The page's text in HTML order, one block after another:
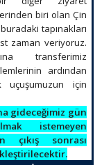
biri olan Çin
tapınakları
zaman veriyoruz.
transferimiz
ardından
uçuşumuzun için
gideceğimiz gün
istemeyen
çıkış sonrası